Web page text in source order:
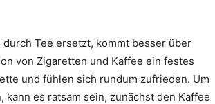
Tee ersetzt, kommt besser über
von Zigaretten und Kaffee ein festes
und fühlen sich rundum zufrieden. Um
es ratsam sein, zunächst den Kaffee